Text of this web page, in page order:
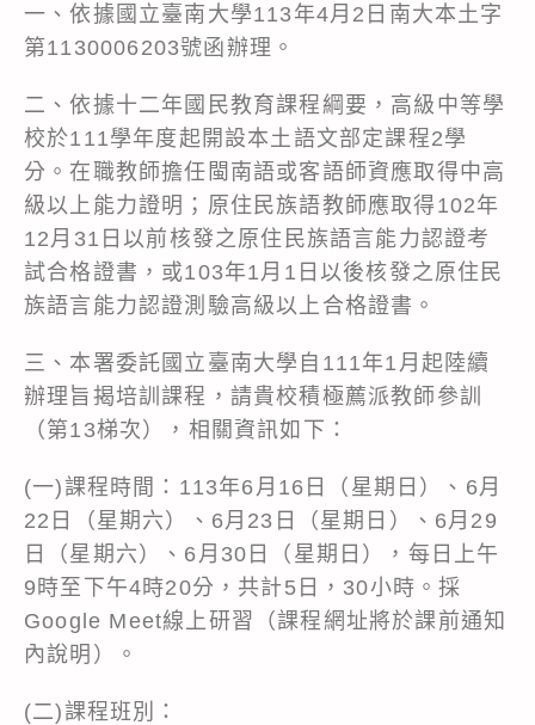
一、依據國立臺南大學113年4月2日南大本土字
第1130006203號函辦理。
二、依據十二年國民教育課程綱要，高級中等學
校於111學年度起開設本土語文部定課程2學
分。在職教師擔任閩南語或客語師資應取得中高
級以上能力證明；原住民族語教師應取得102年
12月31日以前核發之原住民族語言能力認證考
試合格證書，或103年1月1日以後核發之原住民
族語言能力認證測驗高級以上合格證書。
三、本署委託國立臺南大學自111年1月起陸續
辦理旨揭培訓課程，請貴校積極薦派教師參訓
（第13梯次），相關資訊如下：
(一)課程時間：113年6月16日（星期日）、6月
22日（星期六）、6月23日（星期日）、6月29
日（星期六）、6月30日（星期日），每日上午
9時至下午4時20分，共計5日，30小時。採
Google Meet線上研習（課程網址將於課前通知
內說明）。
(二)課程班別：